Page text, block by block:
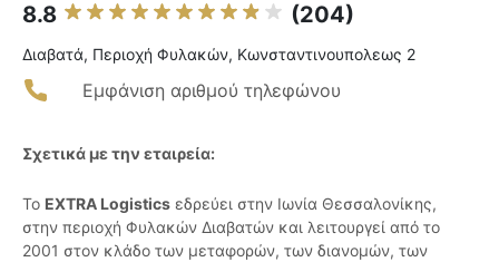
8.8 (204)
Διαβατά, Περιοχή Φυλακών, Κωνσταντινουπολεως 2
Εμφάνιση αριθμού τηλεφώνου
Σχετικά με την εταιρεία:
Το EXTRA Logistics εδρεύει στην Ιωνία Θεσσαλονίκης,
στην περιοχή Φυλακών Διαβατών και λειτουργεί από το
2001 στον κλάδο των μεταφορών, των διανομών, των